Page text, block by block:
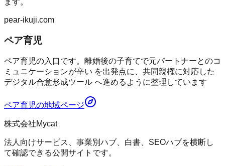
ます。
pear-ikuji.com
ペア育児
ペア育児の入口です。離婚後の子育てで元パートナーとのコ
ミュニケーションが辛い を出発点に、共同親権に対応した
デジタル合意形成ツール へ進めるように整理しています
ペア育児の地域ページ
株式会社Mycat
法人向けサービス、事業別ハブ、白書、SEOハブを横断し
て確認できる公開サイトです。